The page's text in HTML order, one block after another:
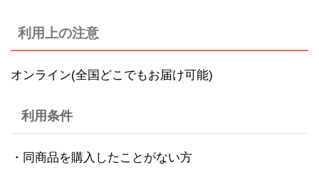
利用上の注意
オンライン(全国どこでもお届け可能)
利用条件
・同商品を購入したことがない方